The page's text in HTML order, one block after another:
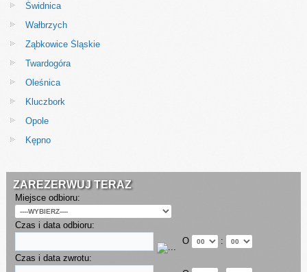
Świdnica
Wałbrzych
Ząbkowice Śląskie
Twardogóra
Oleśnica
Kluczbork
Opole
Kępno
ZAREZERWUJ TERAZ
Miejsce odbioru:
Czas i data odbioru:
O
:
Czas i data zwrotu: